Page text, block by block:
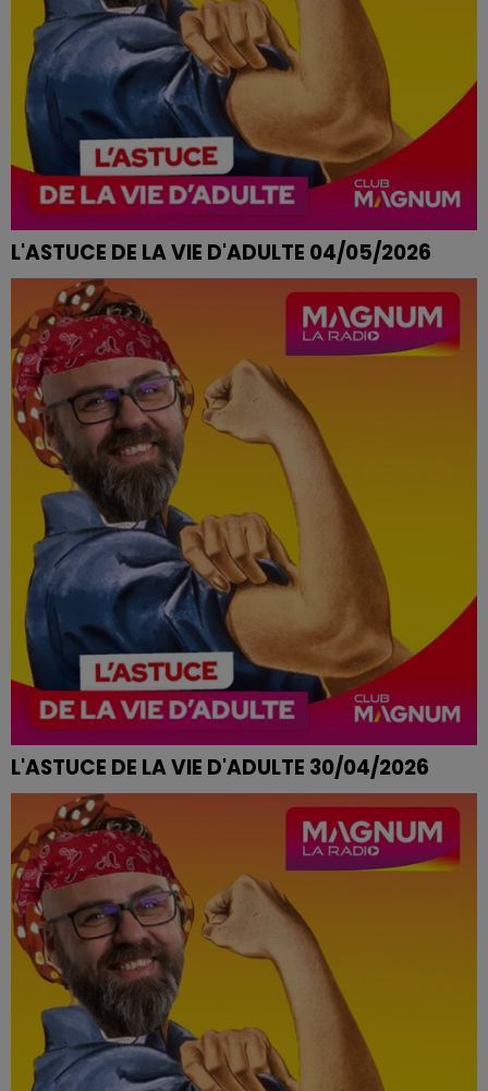
L'ASTUCE DE LA VIE D'ADULTE 04/05/2026
TABLE DE JARDIN FATIGUÉE
L'ASTUCE DE LA VIE D'ADULTE 30/04/2026
CHAUSSURES QUI SENTENT MAUVAIS